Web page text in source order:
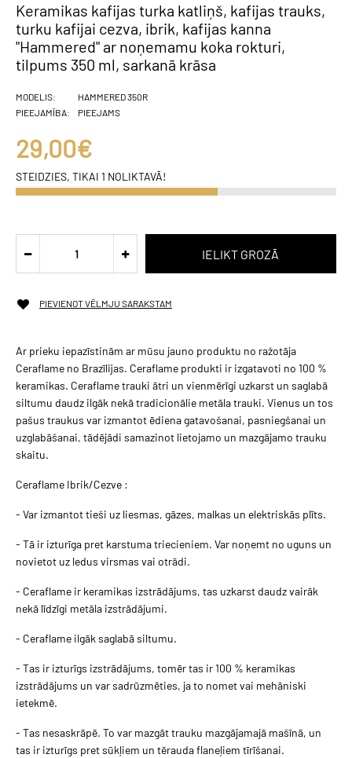
Keramikas kafijas turka katliņš, kafijas trauks,
turku kafijai cezva, ibrik, kafijas kanna
"Hammered" ar noņemamu koka rokturi,
tilpums 350 ml, sarkanā krāsa
MODELIS:
PIEEJAMĪBA:
HAMMERED 350R
PIEEJAMS
29,00€
STEIDZIES, TIKAI 1 NOLIKTAVĀ!
PIEVIENOT VĒLMJU SARAKSTAM
Ar prieku iepazīstinām ar mūsu jauno produktu no ražotāja
Ceraflame no Brazīlijas. Ceraflame produkti ir izgatavoti no 100 %
keramikas. Ceraflame trauki ātri un vienmērīgi uzkarst un saglabā
siltumu daudz ilgāk nekā tradicionālie metāla trauki. Vienus un tos
pašus traukus var izmantot ēdiena gatavošanai, pasniegšanai un
uzglabāšanai, tādējādi samazinot lietojamo un mazgājamo trauku
skaitu.
Ceraflame Ibrik/Cezve :
- Var izmantot tieši uz liesmas, gāzes, malkas un elektriskās plīts.
- Tā ir izturīga pret karstuma triecieniem. Var noņemt no uguns un
novietot uz ledus virsmas vai otrādi.
- Ceraflame ir keramikas izstrādājums, tas uzkarst daudz vairāk
nekā līdzīgi metāla izstrādājumi.
- Ceraflame ilgāk saglabā siltumu.
- Tas ir izturīgs izstrādājums, tomēr tas ir 100 % keramikas
izstrādājums un var sadrūzmēties, ja to nomet vai mehāniski
ietekmē.
- Tas nesaskrāpē. To var mazgāt trauku mazgājamajā mašīnā, un
tas ir izturīgs pret sūkļiem un tērauda flaneļiem tīrīšanai.